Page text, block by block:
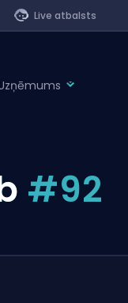
Live atbalsts
#92